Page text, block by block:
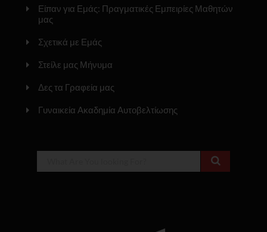
Είπαν για Εμάς: Πραγματικές Εμπειρίες Μαθητών
μας
Σχετικά με Εμάς
Στείλε μας Μήνυμα
Δες τα Γραφεία μας
Γυναικεία Ακαδημία Αυτοβελτίωσης